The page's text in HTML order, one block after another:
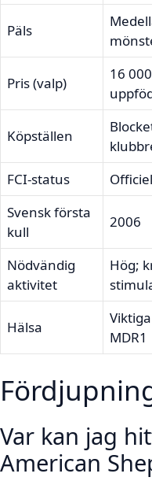
Päls
Pris (valp)
16
Köpställen
FCI-status
Svensk första
kull
2006
Nödvändig
aktivitet
Hög;
Hälsa
MDR1
Var kan jag
American